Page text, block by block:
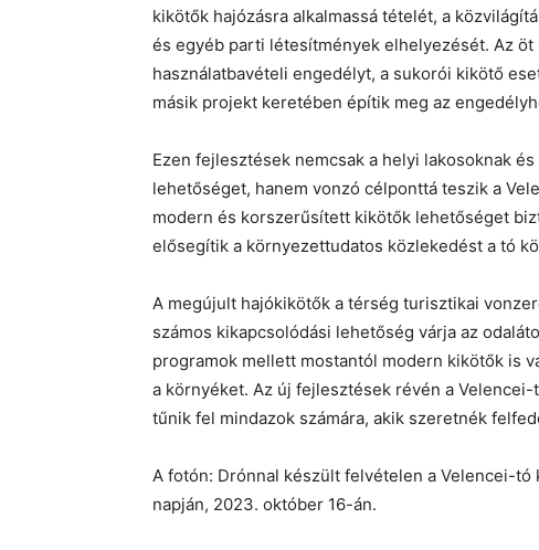
kikötők hajózásra alkalmassá tételét, a
és egyéb parti létesítmények elhelyezését. Az
használatbavételi engedélyt, a sukorói kikötő
másik projekt keretében építik meg az
Ezen fejlesztések nemcsak a helyi lakosoknak
lehetőséget, hanem vonzó célponttá teszik a
modern és korszerűsített kikötők lehetőséget
elősegítik a környezettudatos közlekedést a tó
A megújult hajókikötők a térség turisztikai
számos kikapcsolódási lehetőség várja az
programok mellett mostantól modern kikötők is
a környéket. Az új fejlesztések révén a
tűnik fel mindazok számára, akik szeretnék
A fotón: Drónnal készült felvételen a Velencei-
napján, 2023. október 16-án.